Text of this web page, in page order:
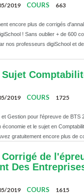
2019 COURS
663
encore plus de corrigés
! Sans oublier + de 600
nos professeurs digiSchool et
Sujet
2019 COURS
1725
et Gestion pour l'épreuve de BTS
et le sujet en
gratuitement encore plus de
Corrigé de
Des
2019 COURS
1615